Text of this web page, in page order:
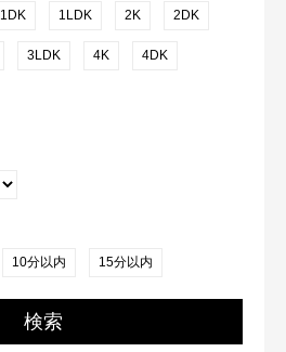
1DK 1LDK 2K 2DK
3LDK 4K 4DK
10分以内 15分以内
検索